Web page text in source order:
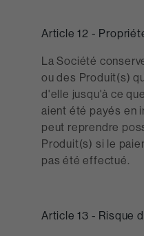
Article 12 -
La Société
ou des Produit(s)
d'elle jusqu'à ce
aient été payés en
peut reprendre
Produit(s) si le
pas été effectué.
Article 13 - Risque